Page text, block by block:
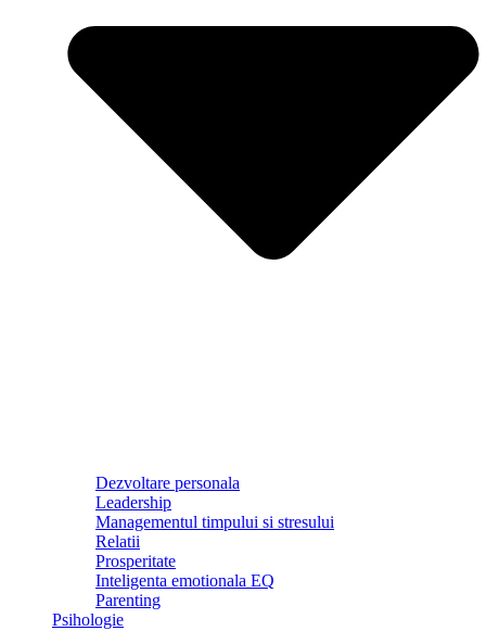
Dezvoltare personala
Leadership
Managementul timpului si stresului
Relatii
Prosperitate
Inteligenta emotionala EQ
Parenting
Psihologie